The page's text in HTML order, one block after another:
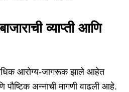
व्याप्ती आणि
आरोग्य-जागरूक झाले आहेत
अन्नाची मागणी वाढली आहे.